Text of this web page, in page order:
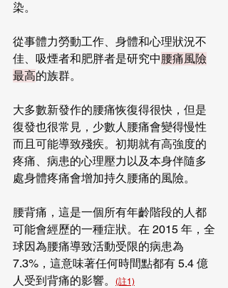
染。
從事體力勞動工作、身體和心理狀況不
佳、吸煙者和肥胖者是研究中腰痛風險
最高的族群。
大多數新發作的腰痛恢復得很快，但是
復發也很常見，少數人腰痛會變得慢性
而且可能導致殘疾。初期就有高強度的
疼痛、病患的心理壓力以及本身伴隨多
處身體疼痛會增加持久腰痛的風險。
腰背痛，這是一個所有年齡階段的人都
可能會經歷的一種症狀。在 2015 年，全
球因為腰痛導致活動受限的病患為
7.3%，這意味著任何時間點都有 5.4 億
人受到背痛的影響。
(註1)